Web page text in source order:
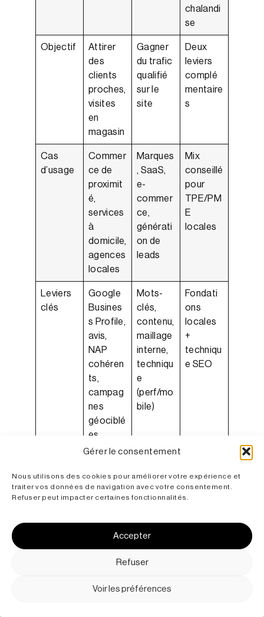
Gérer le consentement
Nous utilisons des cookies pour améliorer votre expérience et
traiter vos données de navigation avec votre consentement.
Refuser peut impacter certaines fonctionnalités.
Accepter
Refuser
Voir les préférences
chalandi
se
Objectif
Attirer
des
clients
proches,
visites
en
magasin
Gagner
du trafic
qualifié
sur le
site
Deux
leviers
complé
mentaire
s
Cas
d’usage
Commer
ce de
proximit
é,
services
à
domicile,
agences
locales
Marques
, SaaS,
e-
commer
ce,
générati
on de
leads
Mix
conseillé
pour
TPE/PM
E
locales
Leviers
clés
Google
Busines
s Profile,
avis,
NAP
cohéren
ts,
campag
nes
géociblé
es
Mots-
clés,
contenu,
maillage
interne,
techniqu
e
(perf/mo
bile)
Fondati
ons
locales
+
techniqu
e SEO
local vs
régional
requête
s très
précises
= zone
étendue
(ville/regi
mots-
clés et
pages
FAQ,